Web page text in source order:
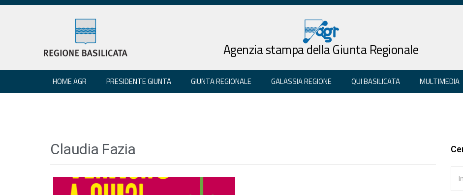
Agenzia stampa della Giunta Regionale
HOME AGR PRESIDENTE GIUNTA GIUNTA REGIONALE GALASSIA REGIONE QUI BASILICATA MULTIMEDIA
Claudia Fazia